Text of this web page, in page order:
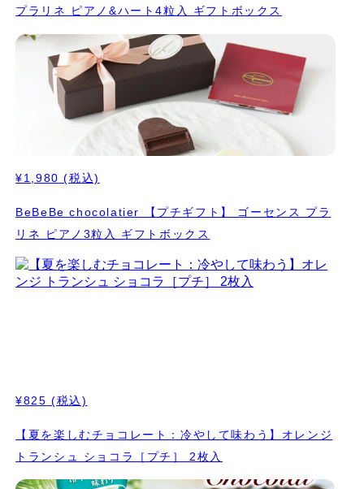
プラリネ ピアノ&ハート4粒入 ギフトボックス
¥1,980 (税込)
BeBeBe chocolatier 【プチギフト】 ゴーセンス プラ
リネ ピアノ3粒入 ギフトボックス
¥825 (税込)
【夏を楽しむチョコレート：冷やして味わう】オレンジ
トランシュ ショコラ［プチ］ 2枚入